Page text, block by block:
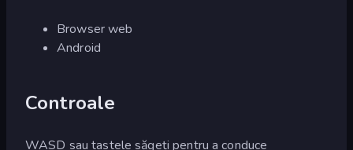
Browser web
Android
Controale
WASD sau tastele săgeți pentru a conduce